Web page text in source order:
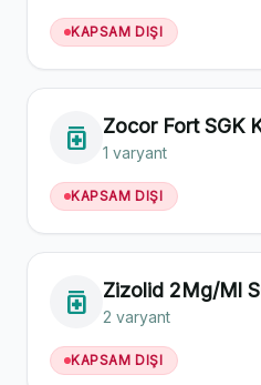
KAPSAM DIŞI
medication Zocor Fort SGK
1 varyant
KAPSAM DIŞI
medication Zizolid 2Mg/Ml
2 varyant
KAPSAM DIŞI